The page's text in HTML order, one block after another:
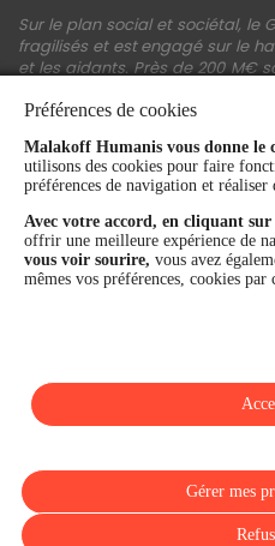
Sur le plan social et sociétal, le
fragilisés et est engagé sur le
et les aidants. Près de 200 M€
financière et la performance du
notation A+ attribuée depuis 4
Fitch Ratings. Sur les plans
figure parmi les 2% des
en matière de critères RSE
2026). Enfin, Malakoff Humanis
par le Top Employers Institute
Préférences de cookies
Malakoff Humanis vous donne le
utilisons des cookies pour faire
préférences de navigation et réaliser
Avec votre accord, en cliquant
offrir une meilleure expérience de
vous voir sourire, vous avez
mêmes vos préférences, cookies par
Gérer mes